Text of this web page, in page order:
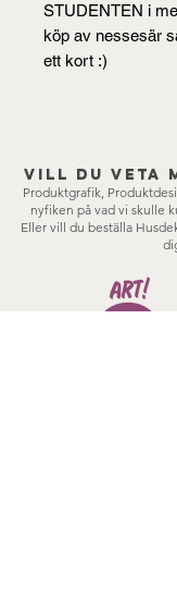
STUDENTEN i
köp av nessesär
ett kort :)
Vill du veta
Produktgrafik,
nyfiken på vad vi skulle
Eller vill du beställa